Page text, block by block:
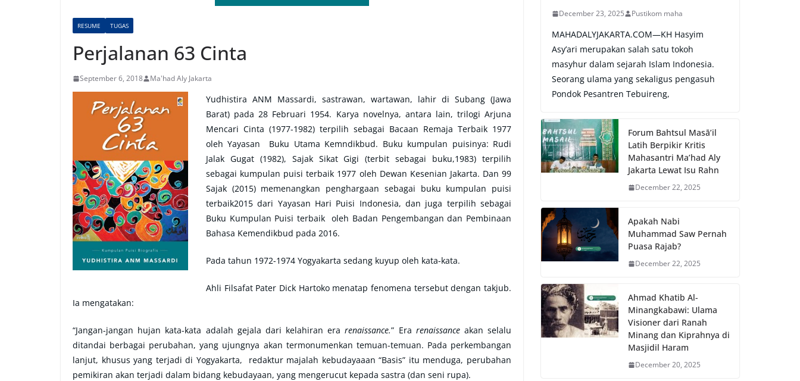
RESUME TUGAS
Perjalanan 63 Cinta
September 6, 2018 Ma'had Aly Jakarta
Yudhistira ANM Massardi, sastrawan, wartawan, lahir di Subang (Jawa
Barat) pada 28 Februari 1954. Karya novelnya, antara lain, trilogi Arjuna
Mencari Cinta (1977-1982) terpilih sebagai Bacaan Remaja Terbaik 1977
oleh Yayasan Buku Utama Kemndikbud. Buku kumpulan puisinya: Rudi
Jalak Gugat (1982), Sajak Sikat Gigi (terbit sebagai buku,1983) terpilih
sebagai kumpulan puisi terbaik 1977 oleh Dewan Kesenian Jakarta. Dan 99
Sajak (2015) memenangkan penghargaan sebagai buku kumpulan puisi
terbaik2015 dari Yayasan Hari Puisi Indonesia, dan juga terpilih sebagai
Buku Kumpulan Puisi terbaik oleh Badan Pengembangan dan Pembinaan
Bahasa Kemendikbud pada 2016.
Pada tahun 1972-1974 Yogyakarta sedang kuyup oleh kata-kata.
Ahli Filsafat Pater Dick Hartoko menatap fenomena tersebut dengan takjub.
Ia mengatakan:
“Jangan-jangan hujan kata-kata adalah gejala dari kelahiran erarenaissance.” Era renaissance akan selalu
ditandai berbagai perubahan, yang ujungnya akan termonumenkan temuan-temuan. Pada perkembangan
lanjut, khusus yang terjadi di Yogyakarta, redaktur majalah kebudayaaan “Basis” itu menduga, perubahan
pemikiran akan terjadi dalam bidang kebudayaan, yang mengerucut kepada sastra (dan seni rupa).
December 23, 2025 Pustikom maha
MAHADALYJAKARTA.COM—KH Hasyim
Asy’ari merupakan salah satu tokoh
masyhur dalam sejarah Islam Indonesia.
Seorang ulama yang sekaligus pengasuh
Pondok Pesantren Tebuireng,
Forum Bahtsul Masā’il
Latih Berpikir Kritis
Mahasantri Ma’had Aly
Jakarta Lewat Isu Rahn
December 22, 2025
Apakah Nabi
Muhammad Saw Pernah
Puasa Rajab?
December 22, 2025
Ahmad Khatib Al-
Minangkabawi: Ulama
Visioner dari Ranah
Minang dan Kiprahnya di
Masjidil Haram
December 20, 2025